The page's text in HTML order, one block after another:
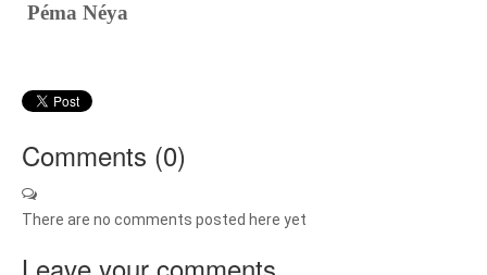
Péma Néya
Comments (0)
There are no comments posted here yet